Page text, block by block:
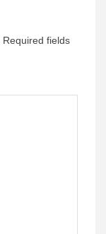
Required fields